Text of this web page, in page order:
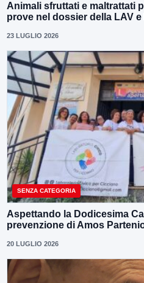
Animali sfruttati e maltrattati
prove nel dossier della LAV
23 LUGLIO 2026
SENZA CATEGORIA
Aspettando la Dodicesima
prevenzione di Amos
20 LUGLIO 2026